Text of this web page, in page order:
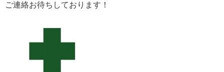
ご連絡お待ちしております！